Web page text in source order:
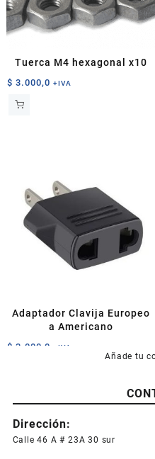
Tuerca M4 hexagonal x10
$ 3.000,0 +IVA
Adaptador Clavija Europeo
a Americano
$ 3.000,0 +IVA
Añade tu
Dirección:
Calle 46 A # 23A 30 sur